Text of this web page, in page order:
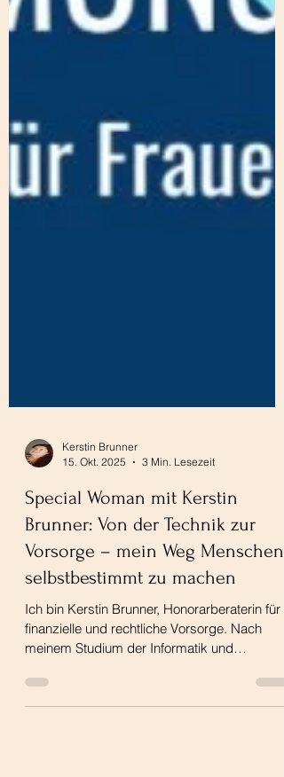
Kerstin Brunner
15. Okt. 2025
3 Min. Lesezeit
Special Woman mit Kerstin
Brunner: Von der Technik zur
Vorsorge – mein Weg Menschen
selbstbestimmt zu machen